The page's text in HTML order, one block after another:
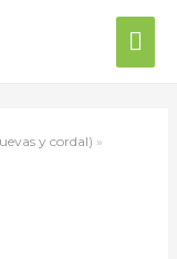
y cordal)